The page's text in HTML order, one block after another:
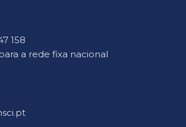
158
a rede fixa nacional